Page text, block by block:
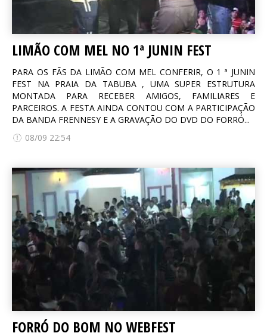
LIMÃO COM MEL NO 1ª JUNIN FEST
PARA OS FÃS DA LIMÃO COM MEL CONFERIR, O 1 ª JUNIN
FEST NA PRAIA DA TABUBA , UMA SUPER ESTRUTURA
MONTADA PARA RECEBER AMIGOS, FAMILIARES E
PARCEIROS. A FESTA AINDA CONTOU COM A PARTICIPAÇÃO
DA BANDA FRENNESY E A GRAVAÇÃO DO DVD DO FORRÓ...
08/09 22:54
FORRÓ DO BOM NO WEBFEST